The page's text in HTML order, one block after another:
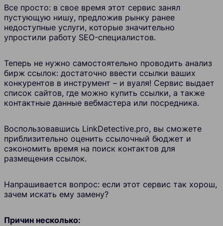
Все просто: в свое время этот сервис занял
пустующую нишу, предложив рынку ранее
недоступные услуги, которые значительно
упростили работу SEO-специалистов.
Теперь не нужно самостоятельно проводить анализ
бирж ссылок: достаточно ввести ссылки ваших
конкурентов в инструмент – и вуаля! Сервис выдает
список сайтов, где можно купить ссылки, а также
контактные данные вебмастера или посредника.
Воспользовавшись LinkDetective.pro, вы сможете
приблизительно оценить ссылочный бюджет и
сэкономить время на поиск контактов для
размещения ссылок.
Напрашивается вопрос: если этот сервис так хорош,
зачем искать ему замену?
Причин несколько: